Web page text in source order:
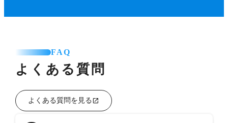
FAQ
よくある質問
よくある質問を見る